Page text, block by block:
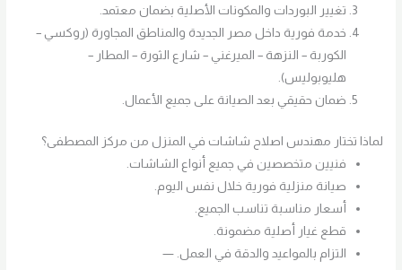
تغيير البوردات والمكونات الأصلية بضمان معتمد.
خدمة فورية داخل مصر الجديدة والمناطق المجاورة (روكسي –
الكوربة – النزهة – الميرغني – شارع الثورة – المطار –
هليوبوليس).
ضمان حقيقي بعد الصيانة على جميع الأعمال.
لماذا تختار مهندس اصلاح شاشات في المنزل من مركز المصطفى؟
فنيين متخصصين في جميع أنواع الشاشات.
صيانة منزلية فورية خلال نفس اليوم.
أسعار مناسبة تناسب الجميع.
قطع غيار أصلية مضمونة.
التزام بالمواعيد والدقة في العمل. —